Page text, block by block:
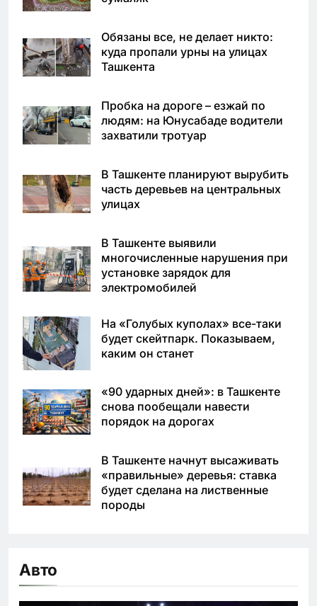
Обязаны все, не делает никто:
куда пропали урны на улицах
Ташкента
Пробка на дороге – езжай по
людям: на Юнусабаде водители
захватили тротуар
В Ташкенте планируют вырубить
часть деревьев на центральных
улицах
В Ташкенте выявили
многочисленные нарушения при
установке зарядок для
электромобилей
На «Голубых куполах» все-таки
будет скейтпарк. Показываем,
каким он станет
«90 ударных дней»: в Ташкенте
снова пообещали навести
порядок на дорогах
В Ташкенте начнут высаживать
«правильные» деревья: ставка
будет сделана на лиственные
породы
Авто